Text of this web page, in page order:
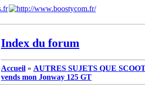
Index du forum
Accueil » AUTRES SUJETS QUE
vends mon Jonway 125 GT